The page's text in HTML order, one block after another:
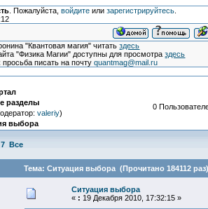
. Пожалуйста, войдитеили зарегистрируйтесь.
"Квантовая магия" читатьздесь
"Физика Магии" доступны для просмотраздесь
писать на почтуquantmag@mail.ru
разделы
valeriy)
выбора
0
7 Все
Тема: Ситуация выбора (Прочитано 184112 раз)
Ситуация выбора
« : 19 Декабря 2010, 17:32:15 »